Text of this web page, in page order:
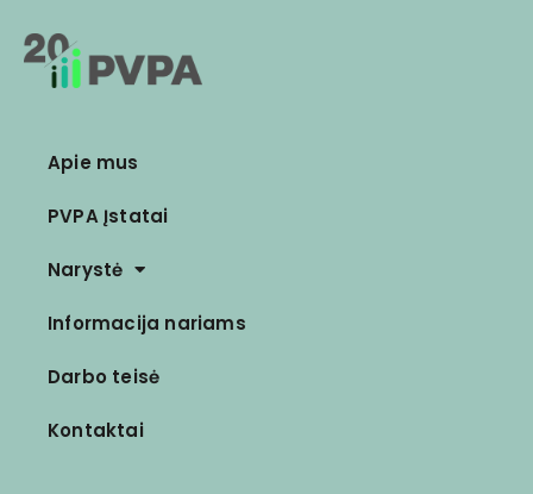
Apie mus
PVPA Įstatai
Narystė
Informacija nariams
Darbo teisė
Kontaktai